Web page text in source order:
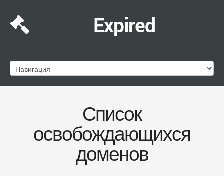
Expired
Список
освобождающихся
доменов